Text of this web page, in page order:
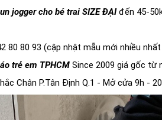
jogger cho bé trai SIZE ĐẠIđến 45-
80 80 93 (cập nhật mẫu mới nhiều
trẻ em TPHCM Since 2009 giá gốc từ
Chân P.Tân Định Q.1 - Mở cửa 9h -